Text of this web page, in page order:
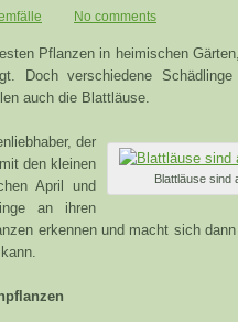
No comments
Pflanzen in heimischen
Doch verschiedene
auch die Blattläuse.
Blattläuse sind
der
den kleinen
April und
an ihren
erkennen und macht sich